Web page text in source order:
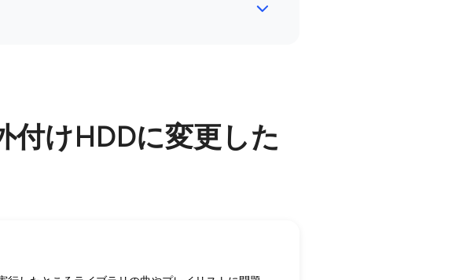
付けHDDに変更した